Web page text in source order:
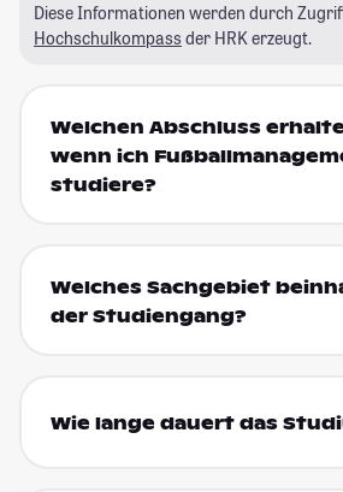
Diese Informationen werden durch
Hochschulkompass der HRK erzeugt.
Welchen Abschluss
wenn ich
studiere?
Welches Sachgebiet
der Studiengang?
Wie lange dauert das